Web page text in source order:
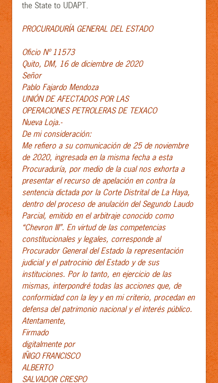
the State to UDAPT.
PROCURADURÍA GENERAL DEL ESTADO
Oficio Nº 11573
Quito, DM, 16 de diciembre de 2020
Señor
Pablo Fajardo Mendoza
UNIÓN DE AFECTADOS POR LAS
OPERACIONES PETROLERAS DE TEXACO
Nueva Loja.-
De mi consideración:
Me refiero a su comunicación de 25 de noviembre
de 2020, ingresada en la misma fecha a esta
Procuraduría, por medio de la cual nos exhorta a
presentar el recurso de apelación en contra la
sentencia dictada por la Corte Distrital de La Haya,
dentro del proceso de anulación del Segundo Laudo
Parcial, emitido en el arbitraje conocido como
“Chevron III”. En virtud de las competencias
constitucionales y legales, corresponde al
Procurador General del Estado la representación
judicial y el patrocinio del Estado y de sus
instituciones. Por lo tanto, en ejercicio de las
mismas, interpondré todas las acciones que, de
conformidad con la ley y en mi criterio, procedan en
defensa del patrimonio nacional y el interés público.
Atentamente,
Firmado
digitalmente por
IÑIGO FRANCISCO
ALBERTO
SALVADOR CRESPO